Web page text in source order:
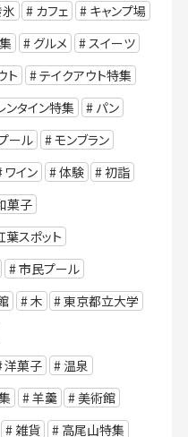
カフェ
キャンプ場
グルメ
スイーツ
ト
テイクアウト特集
ンタイン特集
パン
ール
モンブラン
ワイン 体験
初詣
菓子
スポット
市民プール
木
東京都立大学
洋菓子
温泉
羊羹
美術館
雑貨 高尾山特集